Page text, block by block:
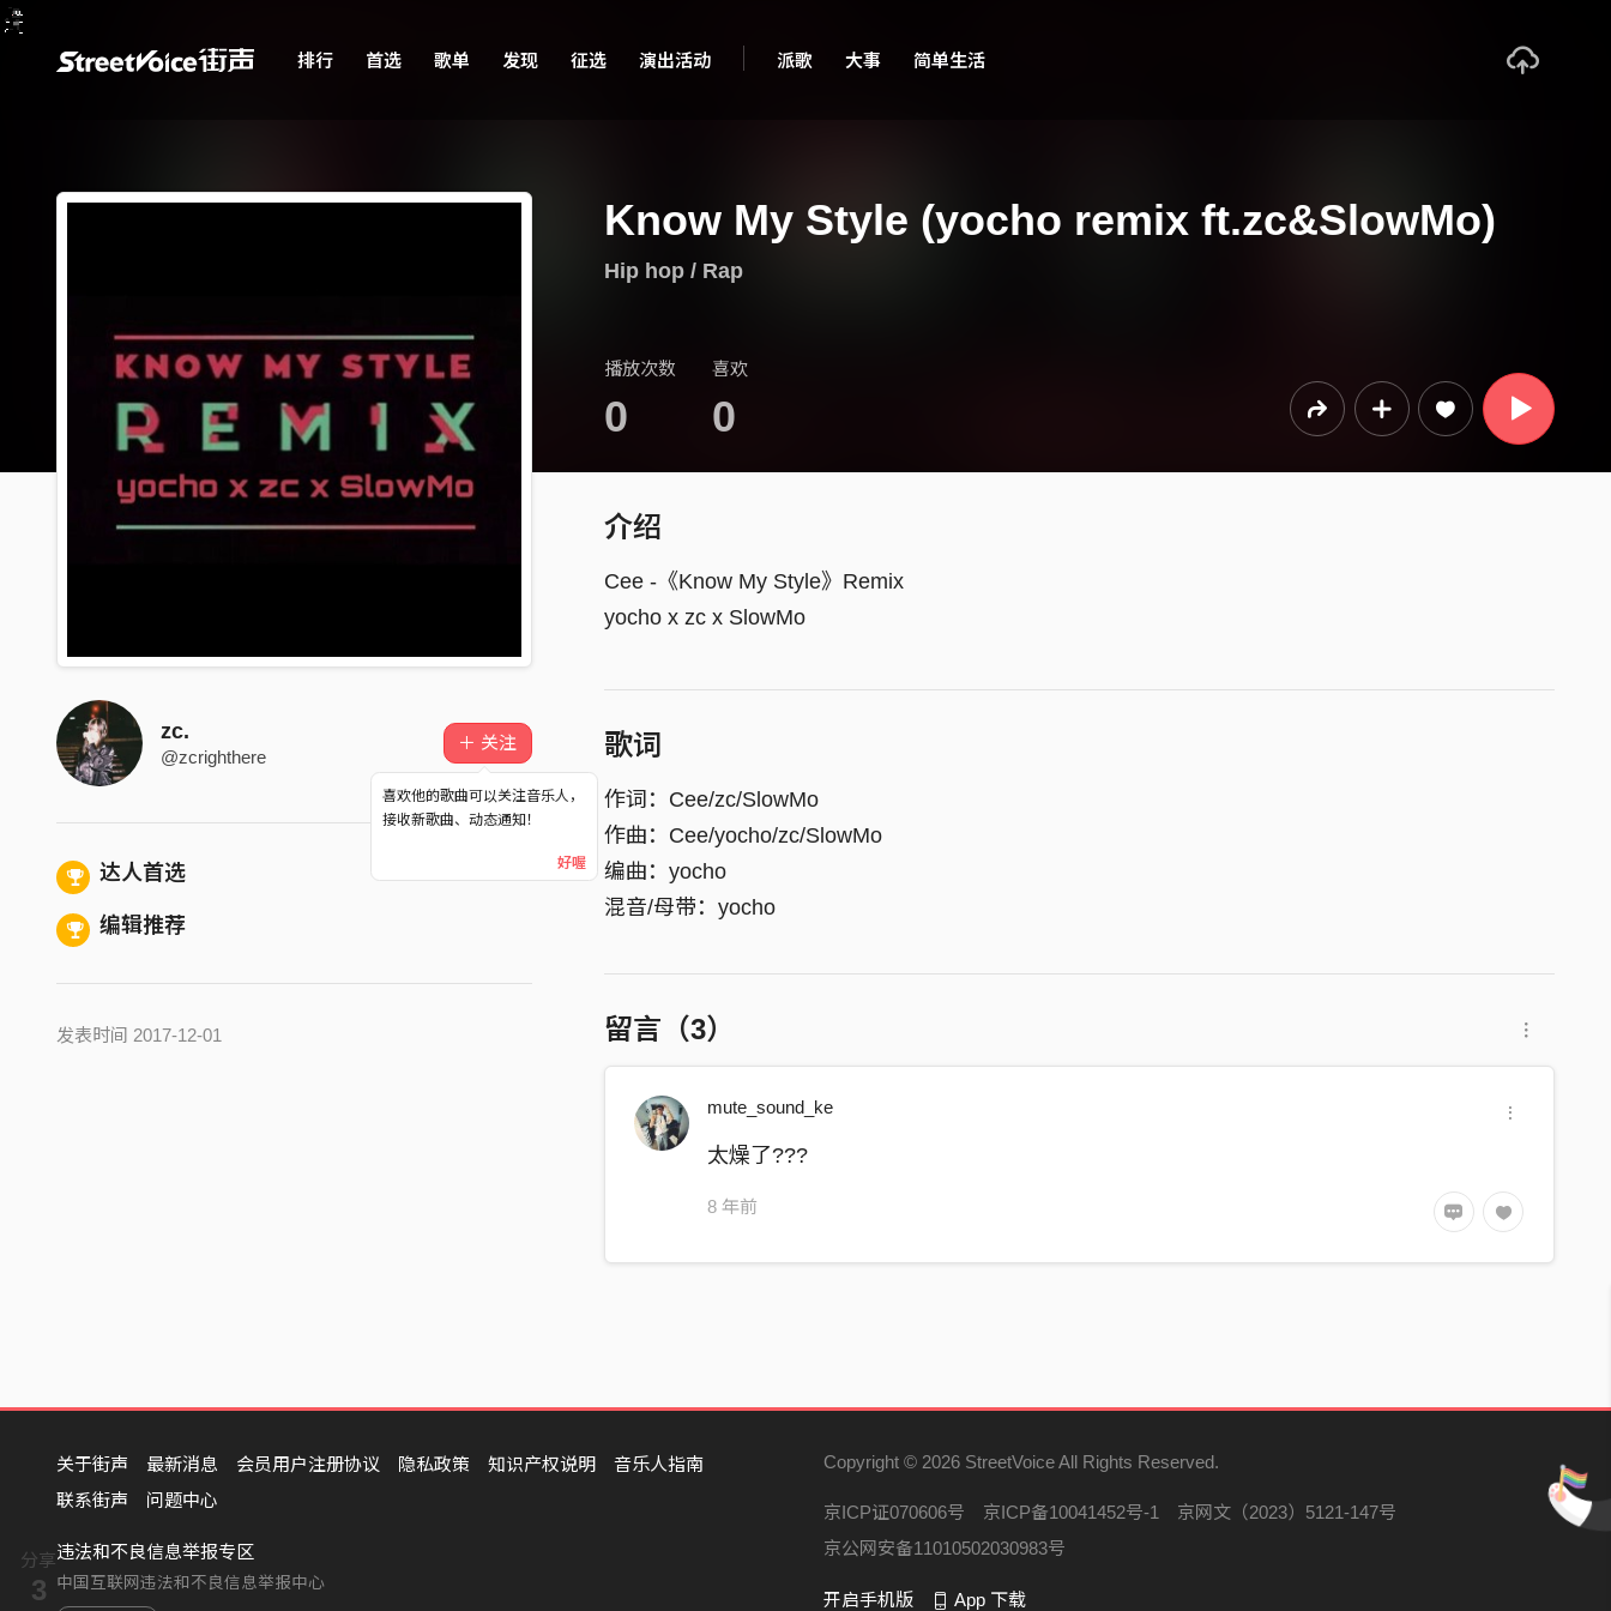
排行 首选 歌单 发现 征选 演出活动 派歌 大事 简单生活
分享
3
Know My Style (yocho remix ft.zc&SlowMo)
Hip hop / Rap
播放次数
0
喜欢
0
zc.
@zcrighthere
＋ 关注
喜欢他的歌曲可以关注音乐人，
接收新歌曲、动态通知！
好喔
达人首选
编辑推荐
发表时间 2017-12-01
介绍
Cee -《Know My Style》Remix
yocho x zc x SlowMo
歌词
作词：Cee/zc/SlowMo
作曲：Cee/yocho/zc/SlowMo
编曲：yocho
混音/母带：yocho
叹 莫须有的内容
都无关的纷扰着颠倒着
还有谁心甘情愿地被类同
明枪暗箭里防不胜防
却没有票房
仔细研发 尝试各种剂量
有内容的歌词 是我独家
留言（3）
mute_sound_ke
太燥了???
8 年前
关于街声 最新消息 会员用户注册协议 隐私政策 知识产权说明
音乐人指南
联系街声
问题中心
违法和不良信息举报专区
中国互联网违法和不良信息举报中心
Copyright © 2026 StreetVoice All Rights Reserved.
京ICP证070606号 京ICP备10041452号-1
京网文（2023）5121-147号
京公网安备11010502030983号
开启手机版 App 下载